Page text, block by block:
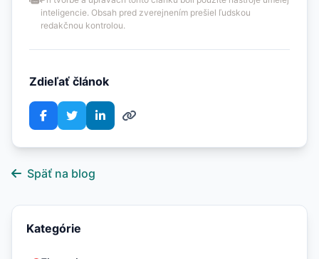
inteligencie. Obsah pred zverejnením prešiel ľudskou
redakčnou kontrolou.
Zdieľať článok
Späť na blog
Kategórie